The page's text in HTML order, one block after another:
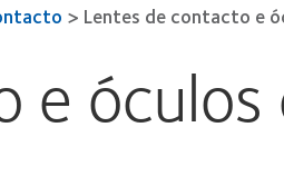
> Lentes de contacto e
e